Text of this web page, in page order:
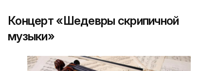
Концерт «Шедевры скрипичной
музыки»